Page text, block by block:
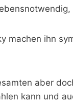
machen ihn
aber
kann und